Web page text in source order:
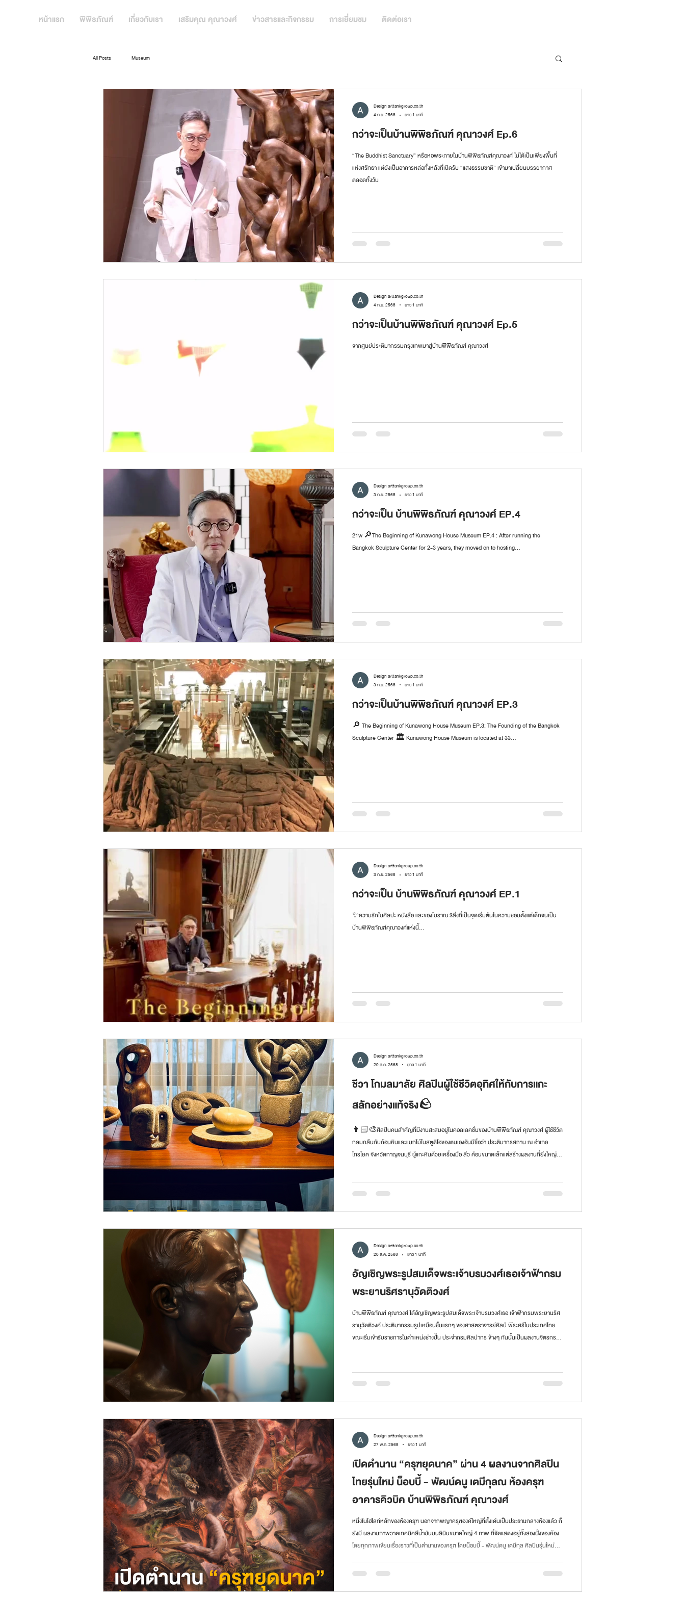
หน้าแรก พิพิธภัณฑ์ เกี่ยวกับเรา เสริมคุณ คุณาวงศ์ ข่าวสารและกิจกรรม การเยี่ยมชม ติดต่อเรา
All Posts Museum
กว่าจะเป็นบ้านพิพิธภัณฑ์ คุณาวงศ์ Ep.6
“The Buddhist Sanctuary” หรือหอพระภายในบ้านพิพิธภัณฑ์คุณาวงศ์ ไม่ได้เป็นเพียงพื้นที่
แห่งศรัทธา แต่ยังเป็นอาคารหล่อทั้งหลังที่เปิดรับ “แสงธรรมชาติ” เข้ามาเปลี่ยนบรรยากาศ
ตลอดทั้งวัน
Design arttankgroup.co.th
4 ก.ย. 2568
ยาว 1 นาที
กว่าจะเป็นบ้านพิพิธภัณฑ์ คุณาวงศ์ Ep.5
จากศูนย์ประติมากรรมกรุงเทพมาสู่บ้านพิพิธภัณฑ์ คุณาวงศ์
Design arttankgroup.co.th
4 ก.ย. 2568
ยาว 1 นาที
กว่าจะเป็น บ้านพิพิธภัณฑ์ คุณาวงศ์ EP.4
21w 🔎The Beginning of Kunawong House Museum EP.4 : After running the
Bangkok Sculpture Center for 2-3 years, they moved on to hosting...
Design arttankgroup.co.th
3 ก.ย. 2568
ยาว 1 นาที
กว่าจะเป็นบ้านพิพิธภัณฑ์ คุณาวงศ์ EP.3
🔎 The Beginning of Kunawong House Museum EP.3: The Founding of the Bangkok
Sculpture Center 🏛️ Kunawong House Museum is located at 33...
Design arttankgroup.co.th
3 ก.ย. 2568
ยาว 1 นาที
กว่าจะเป็น บ้านพิพิธภัณฑ์ คุณาวงศ์ EP.1
✨ความรักในศิลปะ หนังสือ และของโบราณ 3สิ่งที่เป็นจุดเริ่มต้นในความชอบตั้งแต่เด็กจนเป็น
บ้านพิพิธภัณฑ์คุณาวงศ์แห่งนี้...
Design arttankgroup.co.th
3 ก.ย. 2568
ยาว 1 นาที
ชีวา โกมลมาลัย ศิลปินผู้ใช้ชีวิตอุทิศให้กับการแกะ
สลักอย่างแท้จริง🪨
👨🏻‍🎨ศิลปินคนสำคัญที่มีงานสะสมอยู่ในคอลเลคชั่นของบ้านพิพิธภัณฑ์ คุณาวงศ์ ผู้ใช้ชีวิต
กลมกลืนกับก้อนหินและแมกไม้ในสตูดิโอของตนเองอันมีชื่อว่า ประติมากรสถาน ณ อำเภอ
ไทรโยค จังหวัดกาญจนบุรี ผู้แกะหินด้วยเครื่องมือ สิ่ว ค้อนขนาดเล็กแต่สร้างผลงานที่ยิ่งใหญ่
Design arttankgroup.co.th
20 ส.ค. 2568
ยาว 1 นาที
อัญเชิญพระรูปสมเด็จพระเจ้าบรมวงศ์เธอเจ้าฟ้ากรม
พระยานริศรานุวัดติวงศ์
บ้านพิพิธภัณฑ์ คุณาวงศ์ ได้อัญเชิญพระรูปสมเด็จพระเจ้าบรมวงศ์เธอ เจ้าฟ้ากรมพระยานริศ
รานุวัดติวงศ์ ประติมากรรมรูปเหมือนชิ้นแรกๆ ของศาสตราจารย์ศิลป์ พีระศรีในประเทศไทย
ขณะเริ่มเข้ารับราชการในตำแหน่งช่างปั้น ประจำกรมศิลปากร ข้างๆ กันนั้นเป็นผลงานจิตรกรรม
ที่ 7 ชั้นที่ 5 พ.ศ. 2471 พัดพระวิมานไพชยนต์ พัดสังเค็ดงานพระบร
Design arttankgroup.co.th
20 ส.ค. 2568
ยาว 1 นาที
เปิดตำนาน “ครุฑยุดนาค” ผ่าน 4 ผลงานจากศิลปิน
ไทยรุ่นใหม่ น็อบบี้ - พัฒน์ดนู เตมีกุลณ ห้องครุฑ
อาคารคิวบิค บ้านพิพิธภัณฑ์ คุณาวงศ์
หนึ่งในไฮไลท์หลักของห้องครุฑ นอกจากพญาครุฑองค์ใหญ่ที่ตั้งเด่นเป็นประธานกลางห้องแล้ว ก็
ยังมี ผลงานภาพวาดเทคนิคสีน้ำมันบนลินินขนาดใหญ่ 4 ภาพ ที่จัดแสดงอยู่ทั้งสองฝั่งของห้อง
โดยทุกภาพเขียนเรื่องราวที่เป็นตำนานของครุฑ โดยน็อบบี้ - พัฒน์ดนู เตมีกุล ศิลปินรุ่นใหม่ที่
กันแบบชิ้นต่อชิ้น โดยยึดเอาแกนโครงสร้างหลัก ๆ ที่แยกส่วนออกมา ขมวดจุดเริ่มต้น จุดกลาง
Design arttankgroup.co.th
27 พ.ค. 2568
ยาว 1 นาที